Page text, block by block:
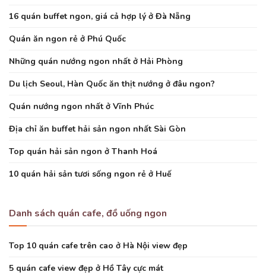
16 quán buffet ngon, giá cả hợp lý ở Đà Nẵng
Quán ăn ngon rẻ ở Phú Quốc
Những quán nướng ngon nhất ở Hải Phòng
Du lịch Seoul, Hàn Quốc ăn thịt nướng ở đâu ngon?
Quán nướng ngon nhất ở Vĩnh Phúc
Địa chỉ ăn buffet hải sản ngon nhất Sài Gòn
Top quán hải sản ngon ở Thanh Hoá
10 quán hải sản tươi sống ngon rẻ ở Huế
Danh sách quán cafe, đồ uống ngon
Top 10 quán cafe trên cao ở Hà Nội view đẹp
5 quán cafe view đẹp ở Hồ Tây cực mát